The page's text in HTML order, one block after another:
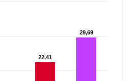
22,41
22,41
29,69
29,69